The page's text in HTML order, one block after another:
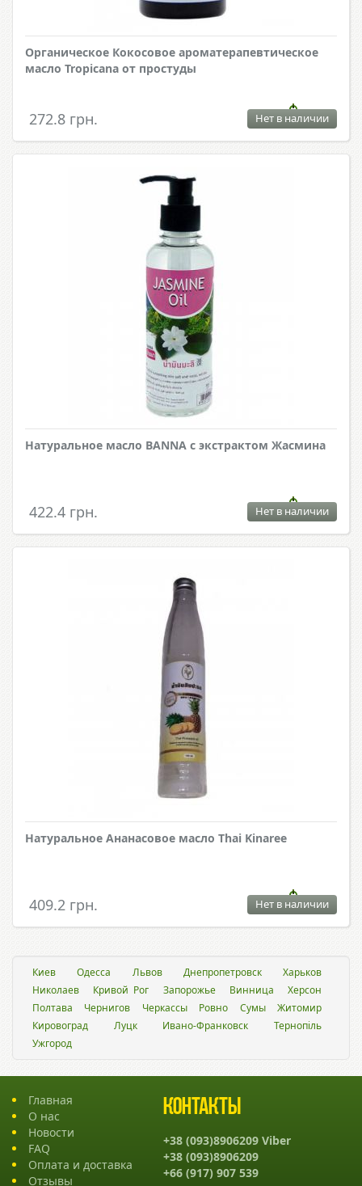
Органическое Кокосовое ароматерапевтическое
масло Tropicana от простуды
272.8 грн. Нет в наличии
Натуральное масло BANNA с экстрактом Жасмина
422.4 грн. Нет в наличии
Натуральное Ананасовое масло Thai Kinaree
409.2 грн. Нет в наличии
Киев Одесса Львов Днепропетровск
Харьков
Николаев
Кривой Рог Запорожье Винница
Херсон
Полтава
Чернигов Черкассы Ровно Сумы
Житомир
Кировоград
Луцк Ивано-Франковск
Тернопіль
Ужгород
Главная
О нас
Новости
FAQ
Оплата и доставка
Отзывы
Контакты
+38 (093)8906209 Viber
+38 (093)8906209
+66 (917) 907 539